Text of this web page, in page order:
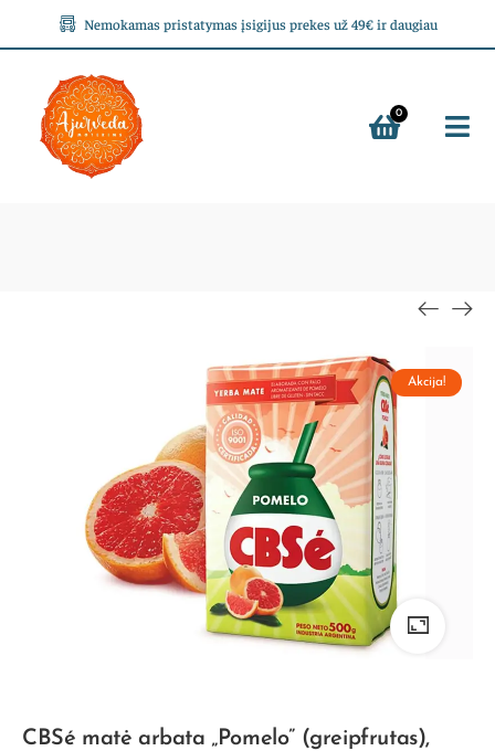
Nemokamas pristatymas įsigijus prekes už 49€ ir daugiau
0
Akcija!
CBSé matė arbata „Pomelo” (greipfrutas),